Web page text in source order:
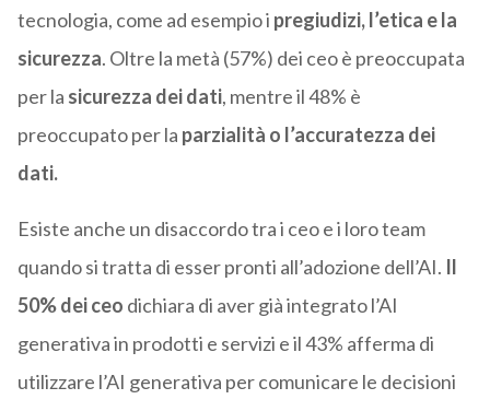
tecnologia, come ad esempio i pregiudizi, l’etica e la
sicurezza. Oltre la metà (57%) dei ceo è preoccupata
per la sicurezza dei dati, mentre il 48% è
preoccupato per la parzialità o l’accuratezza dei
dati.
Esiste anche un disaccordo tra i ceo e i loro team
quando si tratta di esser pronti all’adozione dell’AI. Il
50% dei ceo dichiara di aver già integrato l’AI
generativa in prodotti e servizi e il 43% afferma di
utilizzare l’AI generativa per comunicare le decisioni